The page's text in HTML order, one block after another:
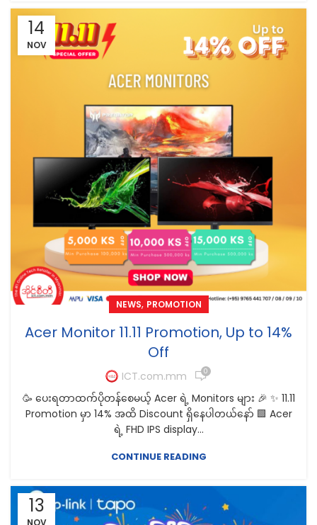
14
NOV
NEWS, PROMOTION
Acer Monitor 11.11 Promotion, Up to 14%
Off
ICT.com.mm 0
🥳 ပေးရတာထက်ပိုတန်စေမယ့် Acer ရဲ့ Monitors များ 🎉 ✨ 11.11
Promotion မှာ 14% အထိ Discount ရှိနေပါတယ်နော် 🟩 Acer
ရဲ့ FHD IPS display...
CONTINUE READING
13
NOV